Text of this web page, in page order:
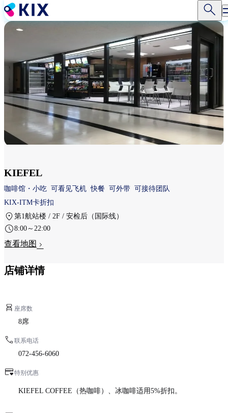
跳
转
到
内
KIEFEL
咖啡馆・小吃 可看见飞机 快餐 可外带 可接待团队
KIX-ITM卡折扣
第1航站楼 / 2F / 安检后（国际线）
8:00～22:00
查看地图
店铺详情
座席数
8席
联系电话
072-456-6060
特别优惠
KIEFEL COFFEE（热咖啡）、冰咖啡适用5%折扣。